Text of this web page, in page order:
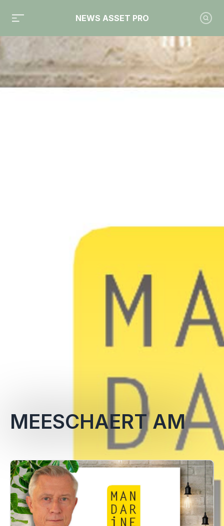
NEWS ASSET PRO
Toute l'actualité sur le tag "Meeschaert AM"
MEESCHAERT AM